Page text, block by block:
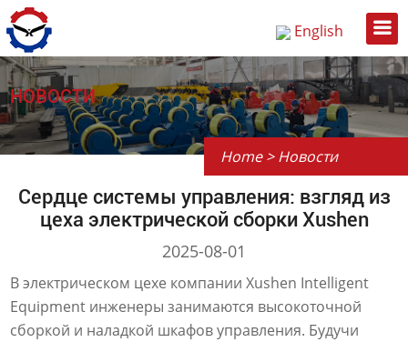
English
Русский
中文
НОВОСТИ
Home>Новости
Сердце системы управления: взгляд из
цеха электрической сборки Xushen
2025-08-01
В электрическом цехе компании Xushen Intelligent
Equipment инженеры занимаются высокоточной
сборкой и наладкой шкафов управления. Будучи